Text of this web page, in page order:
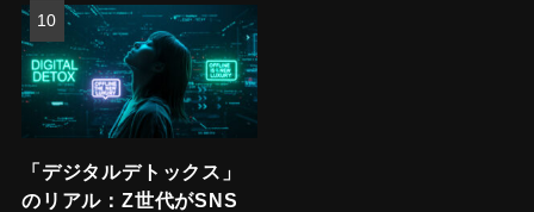
「デジタルデトックス」
のリアル：Z世代がSNS